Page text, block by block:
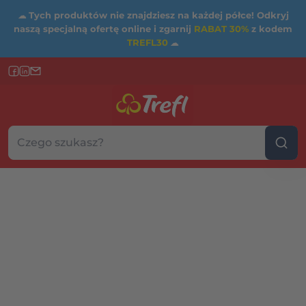
☁ Tych produktów nie znajdziesz na każdej półce! Odkryj
naszą specjalną ofertę online i zgarnij RABAT 30% z kodem
TREFL30 ☁
Szukaj w sklepie...
Wybierz kategorię